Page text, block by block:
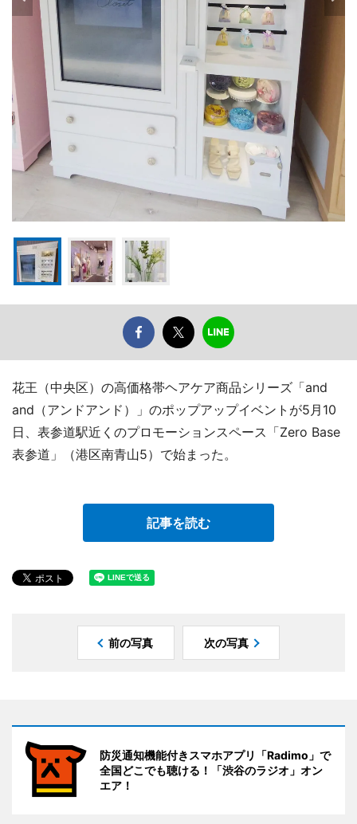
花王（中央区）の高価格帯ヘアケア商品シリーズ「and
and（アンドアンド）」のポップアップイベントが5月10
日、表参道駅近くのプロモーションスペース「Zero Base
表参道」（港区南青山5）で始まった。
記事を読む
前の写真 次の写真
防災通知機能付きスマホアプリ「Radimo」で
全国どこでも聴ける！「渋谷のラジオ」オン
エア！